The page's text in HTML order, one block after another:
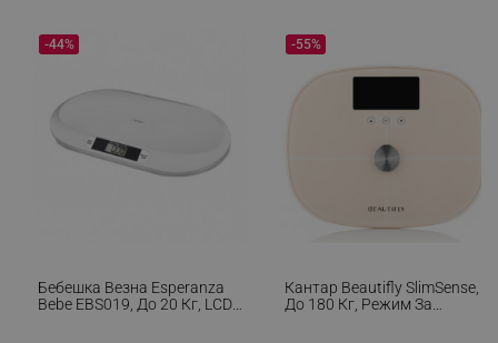
Бебешка Везна Esperanza
Bebe EBS019, До 20 Кг, LCD
-44%
Кантар Beautifly SlimSense,
До 180 Кг, Режим За
-55%